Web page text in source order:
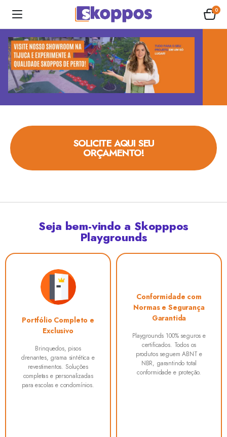
0
SOLICITE AQUI SEU
ORÇAMENTO!
Seja bem-vindo a Skopppos
Playgrounds
Conformidade com
Normas e Segurança
Garantida
Playgrounds 100% seguros e
certificados. Todos os
produtos seguem ABNT e
NBR, garantindo total
conformidade e proteção.
Atendimento
Humanizado e
Consultivo
Você não escolhe sozinho.
Nossa equipe orienta,
personaliza e entrega
soluções que fazem sentido
para seu espaço.